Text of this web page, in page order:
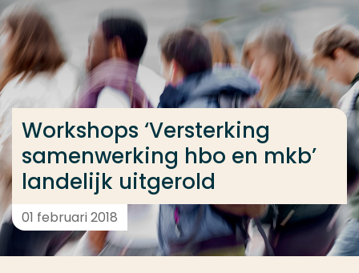
Ga direct naar de content
... > Workshops ‘Versterking samenwerking hbo en
Workshops ‘Versterking
samenwerking hbo en mkb’
landelijk uitgerold
01 februari 2018
Veel gezocht
Opleiding
Contact